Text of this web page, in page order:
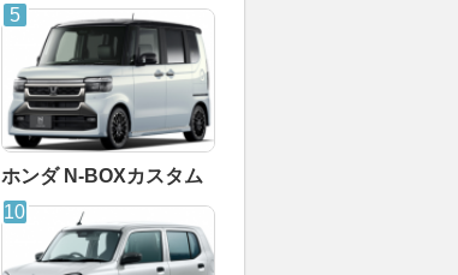
ホンダ N-BOXカスタム